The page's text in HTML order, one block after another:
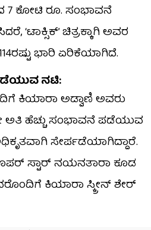
7 ಕೋಟಿ ರೂ. ಸಂಭಾವನೆ
‘ಟಾಕ್ಸಿಕ್’ ಚಿತ್ರಕ್ಕಾಗಿ ಅವರ
ಭಾರಿ ಏರಿಕೆಯಾಗಿದೆ.
ನಟಿ:
ಕಿಯಾರಾ ಅಡ್ವಾಣಿ ಅವರು
ಅತಿ ಹೆಚ್ಚು ಸಂಭಾವನೆ ಪಡೆಯುವ
ಸೇರ್ಪಡೆಯಾಗಿದ್ದಾರೆ.
ಸ್ಟಾರ್ ನಯನತಾರಾ ಕೂಡ
ಕಿಯಾರಾ ಸ್ಕ್ರೀನ್ ಶೇರ್